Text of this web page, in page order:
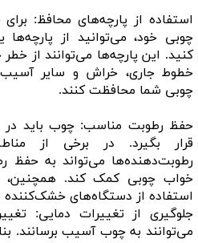
استفاده از پارچه‌های محافظ:
چوبی خود، می‌توانید از
کنید. این پارچه‌ها می‌توانند از
خطوط جاری، خراش و سایر
چوبی شما محافظت کنند.
حفظ رطوبت مناسب: چوب باید
قرار بگیرد. در برخی از
رطوبت‌دهنده‌ها می‌تواند به
خواب چوبی کمک کند. همچنین،
استفاده از دستگاه‌های
جلوگیری از تغییرات دمایی:
می‌توانند به چوب آسیب برسانند.